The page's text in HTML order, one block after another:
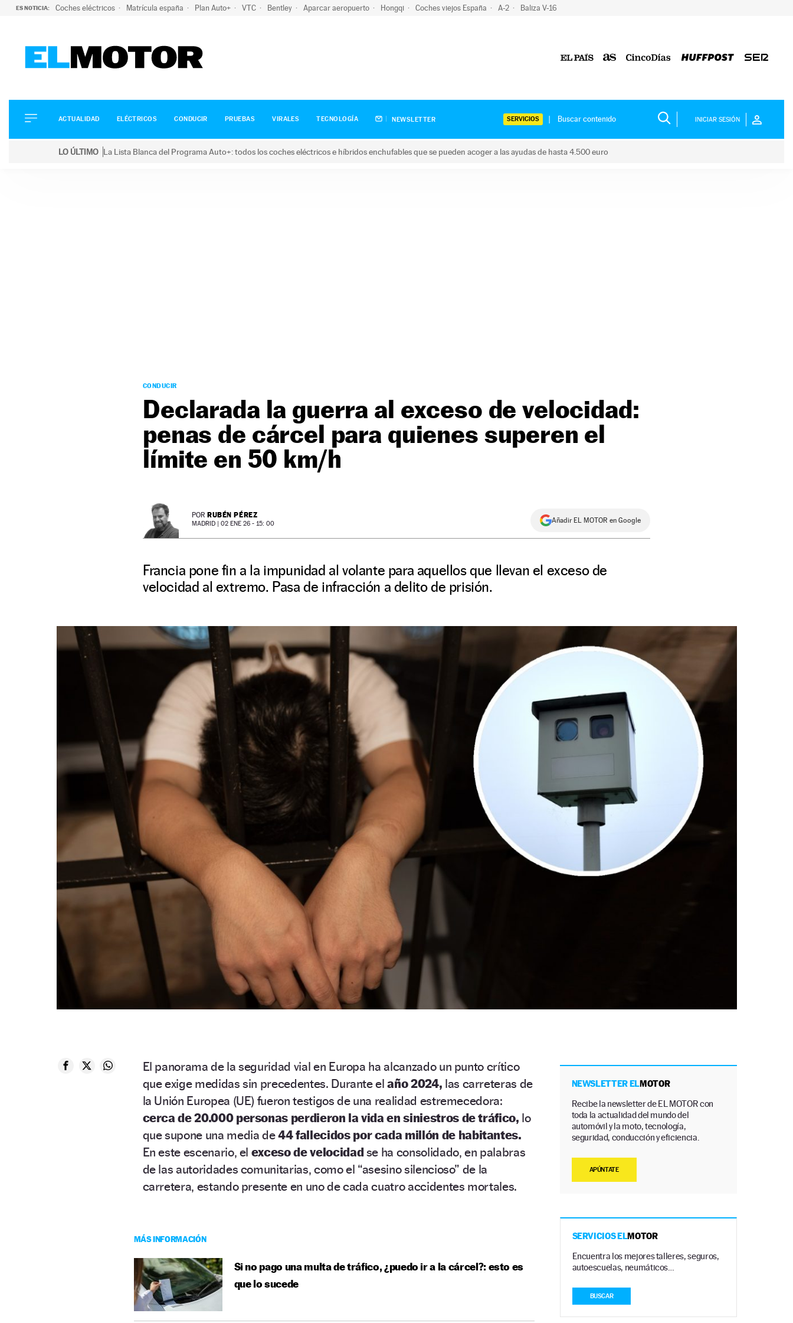
ES NOTICIA: Coches eléctricos Matrícula españa Plan Auto+ VTC Bentley Aparcar aeropuerto Hongqi Coches viejos España A-2 Baliza V-16
ELÉCTRICOS
CONDUCIR
ACTUALIDAD ELÉCTRICOS CONDUCIR PRUEBAS VIRALES TECNOLOGÍA NEWSLETTER SERVICIOS INICIAR SESIÓN
LO ÚLTIMO La Lista Blanca del Programa Auto+: todos los coches eléctricos e híbridos enchufables que se pueden acoger a las ayudas de hasta 4.500 euro
CONDUCIR
Declarada la guerra al exceso de velocidad:
penas de cárcel para quienes superen el
límite en 50 km/h
POR RUBÉN PÉREZ
MADRID | 02 ENE 26 - 15: 00 Añadir EL MOTOR en Google
Francia pone fin a la impunidad al volante para aquellos que llevan el exceso de
velocidad al extremo. Pasa de infracción a delito de prisión.
El panorama de la seguridad vial en Europa ha alcanzado un punto crítico
que exige medidas sin precedentes. Durante elaño 2024, las carreteras de
la Unión Europea (UE) fueron testigos de una realidad estremecedora:
cerca de 20.000 personas perdieron la vida en siniestros de tráfico, lo
que supone una media de44 fallecidos por cada millón de habitantes.
En este escenario, el exceso de velocidadse ha consolidado, en palabras
de las autoridades comunitarias, como el “asesino silencioso” de la
carretera, estando presente en uno de cada cuatro accidentes mortales.
MÁS INFORMACIÓN
Si no pago una multa de tráfico, ¿puedo ir a la cárcel?: esto es
que lo sucede
NEWSLETTER ELMOTOR
Recibe la newsletter de EL MOTOR con
toda la actualidad del mundo del
automóvil y la moto, tecnología,
seguridad, conducción y eficiencia.
APÚNTATE
SERVICIOS ELMOTOR
Encuentra los mejores talleres, seguros,
autoescuelas, neumáticos…
BUSCAR